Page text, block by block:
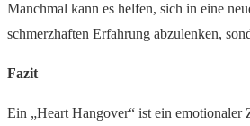
Manchmal kann es helfen, sich in eine
schmerzhaften Erfahrung abzulenken,
Fazit
Ein „Heart Hangover“ ist ein emotionaler